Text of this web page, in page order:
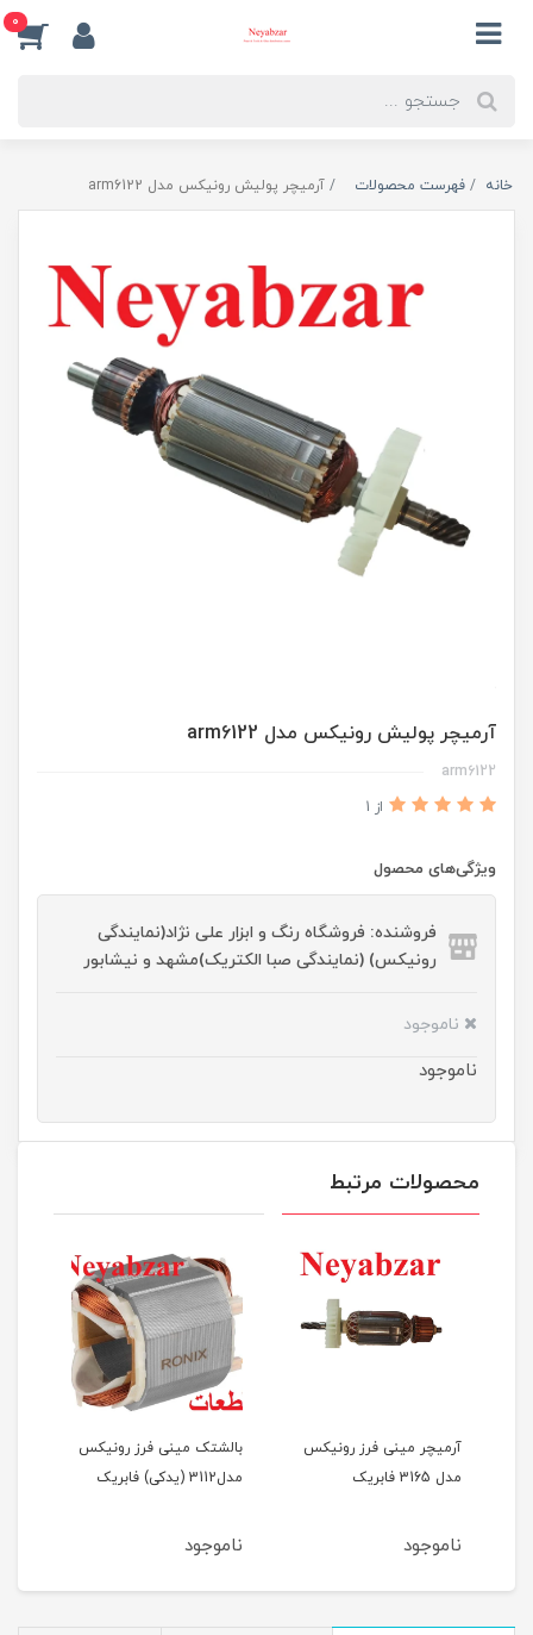
0
خانه فهرست محصولات آرمیچر پولیش رونیکس مدل arm6122
آرمیچر پولیش رونیکس مدل arm6122
arm6122
از 1
ویژگی‌های محصول
فروشنده: فروشگاه رنگ و ابزار علی نژاد(نمایندگی
رونیکس) (نمایندگی صبا الکتریک)مشهد و نیشابور
ناموجود
ناموجود
محصولات مرتبط
آرمیچر مینی فرز رونیکس
مدل 3165 فابریک
ناموجود
بالشتک مینی فرز رونیکس
مدل3112 (یدکی) فابریک
ناموجود